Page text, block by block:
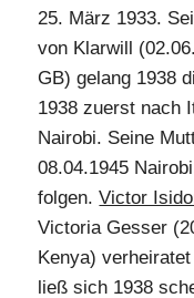
25. März 1933.
von Klarwill
GB) gelang 1938
1938 zuerst nach
Nairobi. Seine
08.04.1945
folgen.Victor
Victoria Gesser
Kenya)
ließ sich 1938